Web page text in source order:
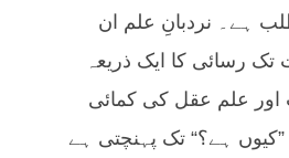
ہے۔ نردبانِ علم ان
تک رسائی کا ایک ذریعہ
اور علم عقل کی کمائی
ہے؟“ تک پہنچتی ہے